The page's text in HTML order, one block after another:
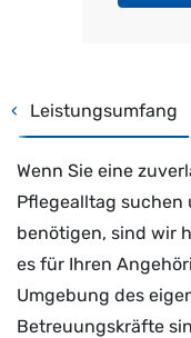
‹ Leistungsumfang
Wenn Sie eine
Pflegealltag suchen
benötigen, sind wir
es für Ihren
Umgebung des
Betreuungskräfte